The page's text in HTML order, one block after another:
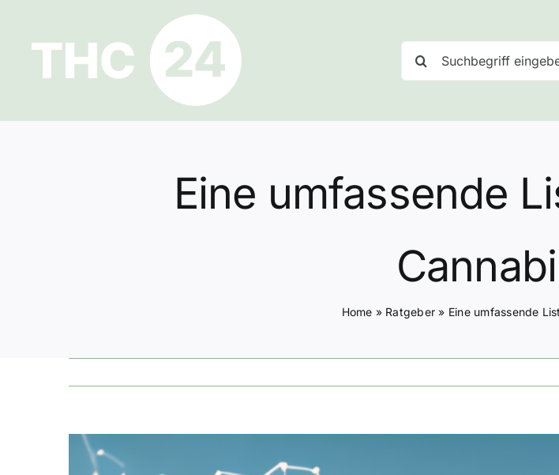
springen
nach:
Eine umfassende
Home » Ratgeber » Eine umfassende
Zeige
grösseres